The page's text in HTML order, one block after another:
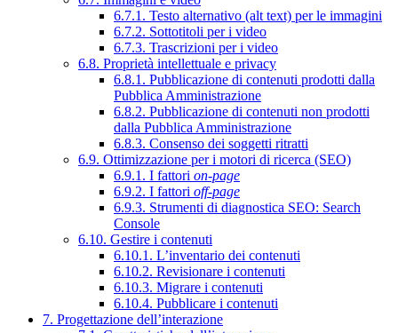
6.7.1. Testo alternativo (alt text) per le immagini
6.7.2. Sottotitoli per i video
6.7.3. Trascrizioni per i video
6.8. Proprietà intellettuale e privacy
6.8.1. Pubblicazione di contenuti prodotti dalla
Pubblica Amministrazione
6.8.2. Pubblicazione di contenuti non prodotti
dalla Pubblica Amministrazione
6.8.3. Consenso dei soggetti ritratti
6.9. Ottimizzazione per i motori di ricerca (SEO)
6.9.1. I fattori on-page
6.9.2. I fattori off-page
6.9.3. Strumenti di diagnostica SEO: Search
Console
6.10. Gestire i contenuti
6.10.1. L’inventario dei contenuti
6.10.2. Revisionare i contenuti
6.10.3. Migrare i contenuti
6.10.4. Pubblicare i contenuti
7. Progettazione dell’interazione